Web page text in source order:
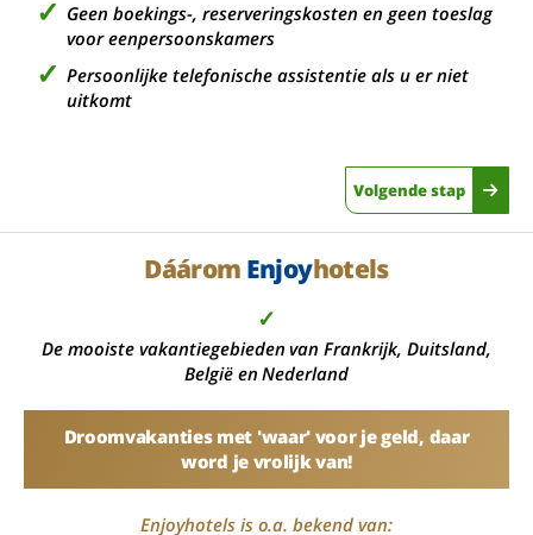
Geen boekings-, reserveringskosten en geen toeslag
voor eenpersoonskamers
Persoonlijke telefonische assistentie als u er niet
uitkomt
Volgende stap
Dáárom Enjoyhotels
✓
De mooiste vakantiegebieden van Frankrijk, Duitsland,
België en Nederland
Droomvakanties met 'waar' voor je geld, daar
word je vrolijk van!
Enjoyhotels is o.a. bekend van: